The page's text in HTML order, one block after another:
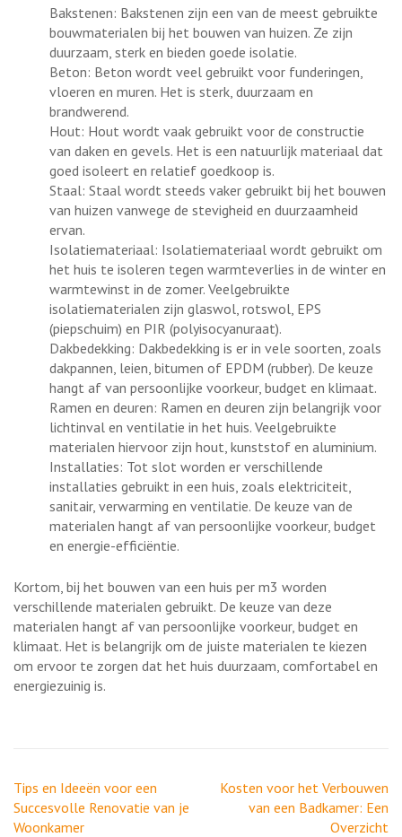
Bakstenen: Bakstenen zijn een van de meest gebruikte
bouwmaterialen bij het bouwen van huizen. Ze zijn
duurzaam, sterk en bieden goede isolatie.
Beton: Beton wordt veel gebruikt voor funderingen,
vloeren en muren. Het is sterk, duurzaam en
brandwerend.
Hout: Hout wordt vaak gebruikt voor de constructie
van daken en gevels. Het is een natuurlijk materiaal dat
goed isoleert en relatief goedkoop is.
Staal: Staal wordt steeds vaker gebruikt bij het bouwen
van huizen vanwege de stevigheid en duurzaamheid
ervan.
Isolatiemateriaal: Isolatiemateriaal wordt gebruikt om
het huis te isoleren tegen warmteverlies in de winter en
warmtewinst in de zomer. Veelgebruikte
isolatiematerialen zijn glaswol, rotswol, EPS
(piepschuim) en PIR (polyisocyanuraat).
Dakbedekking: Dakbedekking is er in vele soorten, zoals
dakpannen, leien, bitumen of EPDM (rubber). De keuze
hangt af van persoonlijke voorkeur, budget en klimaat.
Ramen en deuren: Ramen en deuren zijn belangrijk voor
lichtinval en ventilatie in het huis. Veelgebruikte
materialen hiervoor zijn hout, kunststof en aluminium.
Installaties: Tot slot worden er verschillende
installaties gebruikt in een huis, zoals elektriciteit,
sanitair, verwarming en ventilatie. De keuze van de
materialen hangt af van persoonlijke voorkeur, budget
en energie-efficiëntie.
Kortom, bij het bouwen van een huis per m3 worden
verschillende materialen gebruikt. De keuze van deze
materialen hangt af van persoonlijke voorkeur, budget en
klimaat. Het is belangrijk om de juiste materialen te kiezen
om ervoor te zorgen dat het huis duurzaam, comfortabel en
energiezuinig is.
Berichtnavigatie
Tips en Ideeën voor een
Succesvolle Renovatie van je
Woonkamer
Kosten voor het Verbouwen
van een Badkamer: Een
Overzicht